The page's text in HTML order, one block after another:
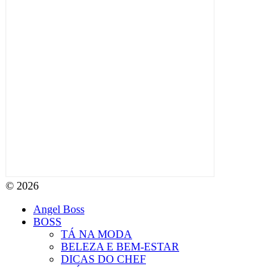
© 2026
Angel Boss
BOSS
TÁ NA MODA
BELEZA E BEM-ESTAR
DICAS DO CHEF